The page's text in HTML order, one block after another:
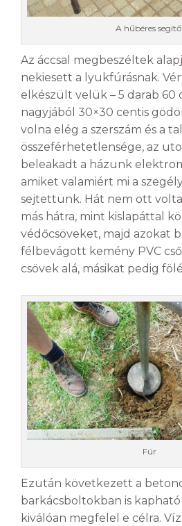
A hűbéres
Az áccsal megbeszéltek
nekiesett a lyukfúrásnak.
elkészült velük – 5 darab 60
nagyjából 30×30 centis
volna elég a szerszám és a
összeférhetetlensége, az
beleakadt a házunk
amiket valamiért mi a
sejtettünk. Hát nem ott
más hátra, mint kislapáttal
védőcsöveket, majd azokat
félbevágott kemény PVC
csövek alá, másikat pedig
Fúr
Ezután következett a
barkácsboltokban is
kiválóan megfelel e célra.